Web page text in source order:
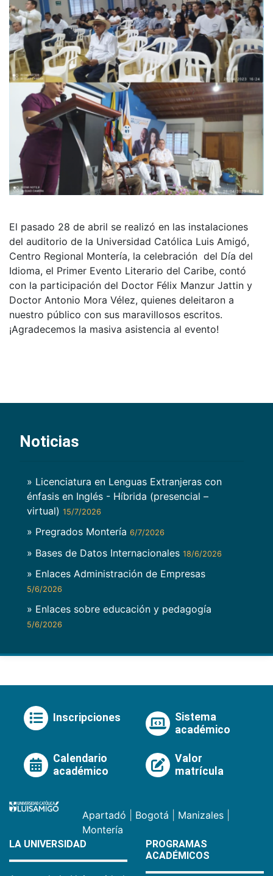
El pasado 28 de abril se realizó en las instalaciones
del auditorio de la Universidad Católica Luis Amigó,
Centro Regional Montería, la celebración del Día del
Idioma, el Primer Evento Literario del Caribe, contó
con la participación del Doctor Félix Manzur Jattin y
Doctor Antonio Mora Vélez, quienes deleitaron a
nuestro público con sus maravillosos escritos.
¡Agradecemos la masiva asistencia al evento!
Noticias
» Licenciatura en Lenguas Extranjeras con
énfasis en Inglés - Híbrida (presencial –
virtual) 15/7/2026
» Pregrados Montería 6/7/2026
» Bases de Datos Internacionales 18/6/2026
» Enlaces Administración de Empresas
5/6/2026
» Enlaces sobre educación y pedagogía
5/6/2026
Inscripciones
Sistema
académico
Calendario
académico
Valor
matrícula
Apartadó Bogotá Manizales
Montería
LA UNIVERSIDAD
PROGRAMAS
ACADÉMICOS